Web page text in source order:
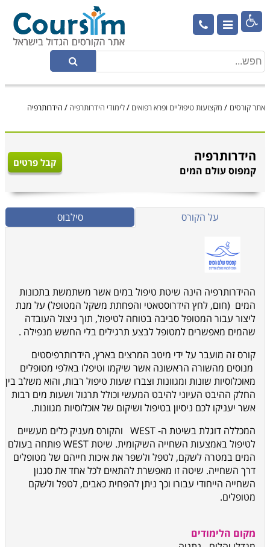

אתר קורסים / מקצועות טיפוליים ופרא רפואים /לימודי הידרותרפיה / הידרותרפיה
הידרותרפיה
קמפוס עולם המים
קבל פרטים
על הקורס סילבוס
ההידרותרפיה הינה שיטת טיפול במים אשר משתמשת בתכונות
המים (חום, לחץ הידרוסטאטי והפחתת משקל המטופל) על מנת
ליצור עבור המטופל סביבה בטוחה לטיפול, תוך ניצול העובדה
שהמים מאפשרים למטופל לבצע תרגילים בלי החשש מנפילה .
קורס זה מועבר על ידי מיטב המרצים בארץ, הידרותרפיסטים
מנוסים מהשורה הראשונה אשר שיקמו וטיפלו באלפי מטופלים
מאוכלוסיות שונות ומגוונות וצברו שעות טיפול רבות, והוא משלב בין
החלק ההיבט העיוני להיבט המעשי וכולל תרגול ושעות מים רבות
אשר יעניקו לכם ניסיון בטיפול ושיקום של אוכלוסיות מגוונות.
המכללה דוגלת בשיטת ה-WEST והקורס מעניק כלים מעשיים
לטיפול באמצעות השחייה השיקומית.
שיטת WEST פותחה בעולם
המים במטרה לשקם, לטפל ולשפר את איכות חייהם של מטופלים
דרך השחייה. שיטה זו מאפשרת להתאים לכל אחד את סגנון
השחייה הייחודי עבורו וכך ניתן להפחית כאבים, לטפל ולשקם
מטופלים.
מקום הלימודים